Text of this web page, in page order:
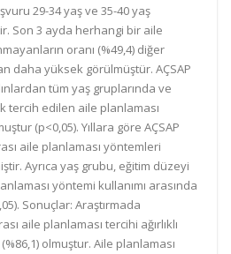
29-34 yaş ve 35-40 yaş
Son 3 ayda herhangi bir aile
oranı (%49,4) diğer
daha yüksek görülmüştür. AÇSAP
tüm yaş gruplarında ve
tercih edilen aile planlaması
(p<0,05). Yıllara göre AÇSAP
aile planlaması yöntemleri
Ayrıca yaş grubu, eğitim düzeyi
yöntemi kullanımı arasında
Sonuçlar: Araştırmada
aile planlaması tercihi ağırlıklı
olmuştur. Aile planlaması